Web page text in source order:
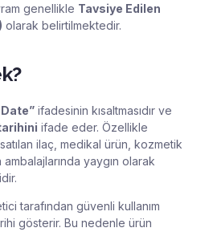
genellikle Tavsiye Edilen
olarak belirtilmektedir.
ifadesinin kısaltmasıdır ve
ifade eder. Özellikle
ilaç, medikal ürün, kozmetik
yaygın olarak
tarafından güvenli kullanım
gösterir. Bu nedenle ürün